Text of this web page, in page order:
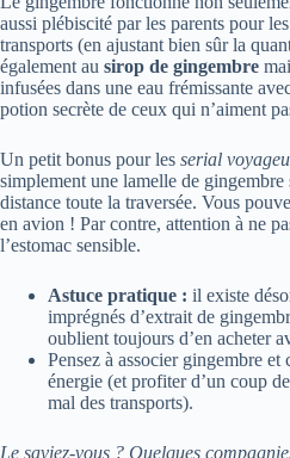
aussi plébiscité par les parents pour
transports (en ajustant bien sûr la
également au sirop de gingembre
infusées dans une eau frémissante
potion secrète de ceux qui n’aiment
Un petit bonus pour les serial
simplement une lamelle de gingembre
distance toute la traversée. Vous
en avion ! Par contre, attention à ne
l’estomac sensible.
Astuce pratique : il existe
imprégnés d’extrait de
oublient toujours d’en acheter
Pensez à associer gingembre
énergie (et profiter d’un coup
mal des transports).
Le saviez-vous ? Quelques